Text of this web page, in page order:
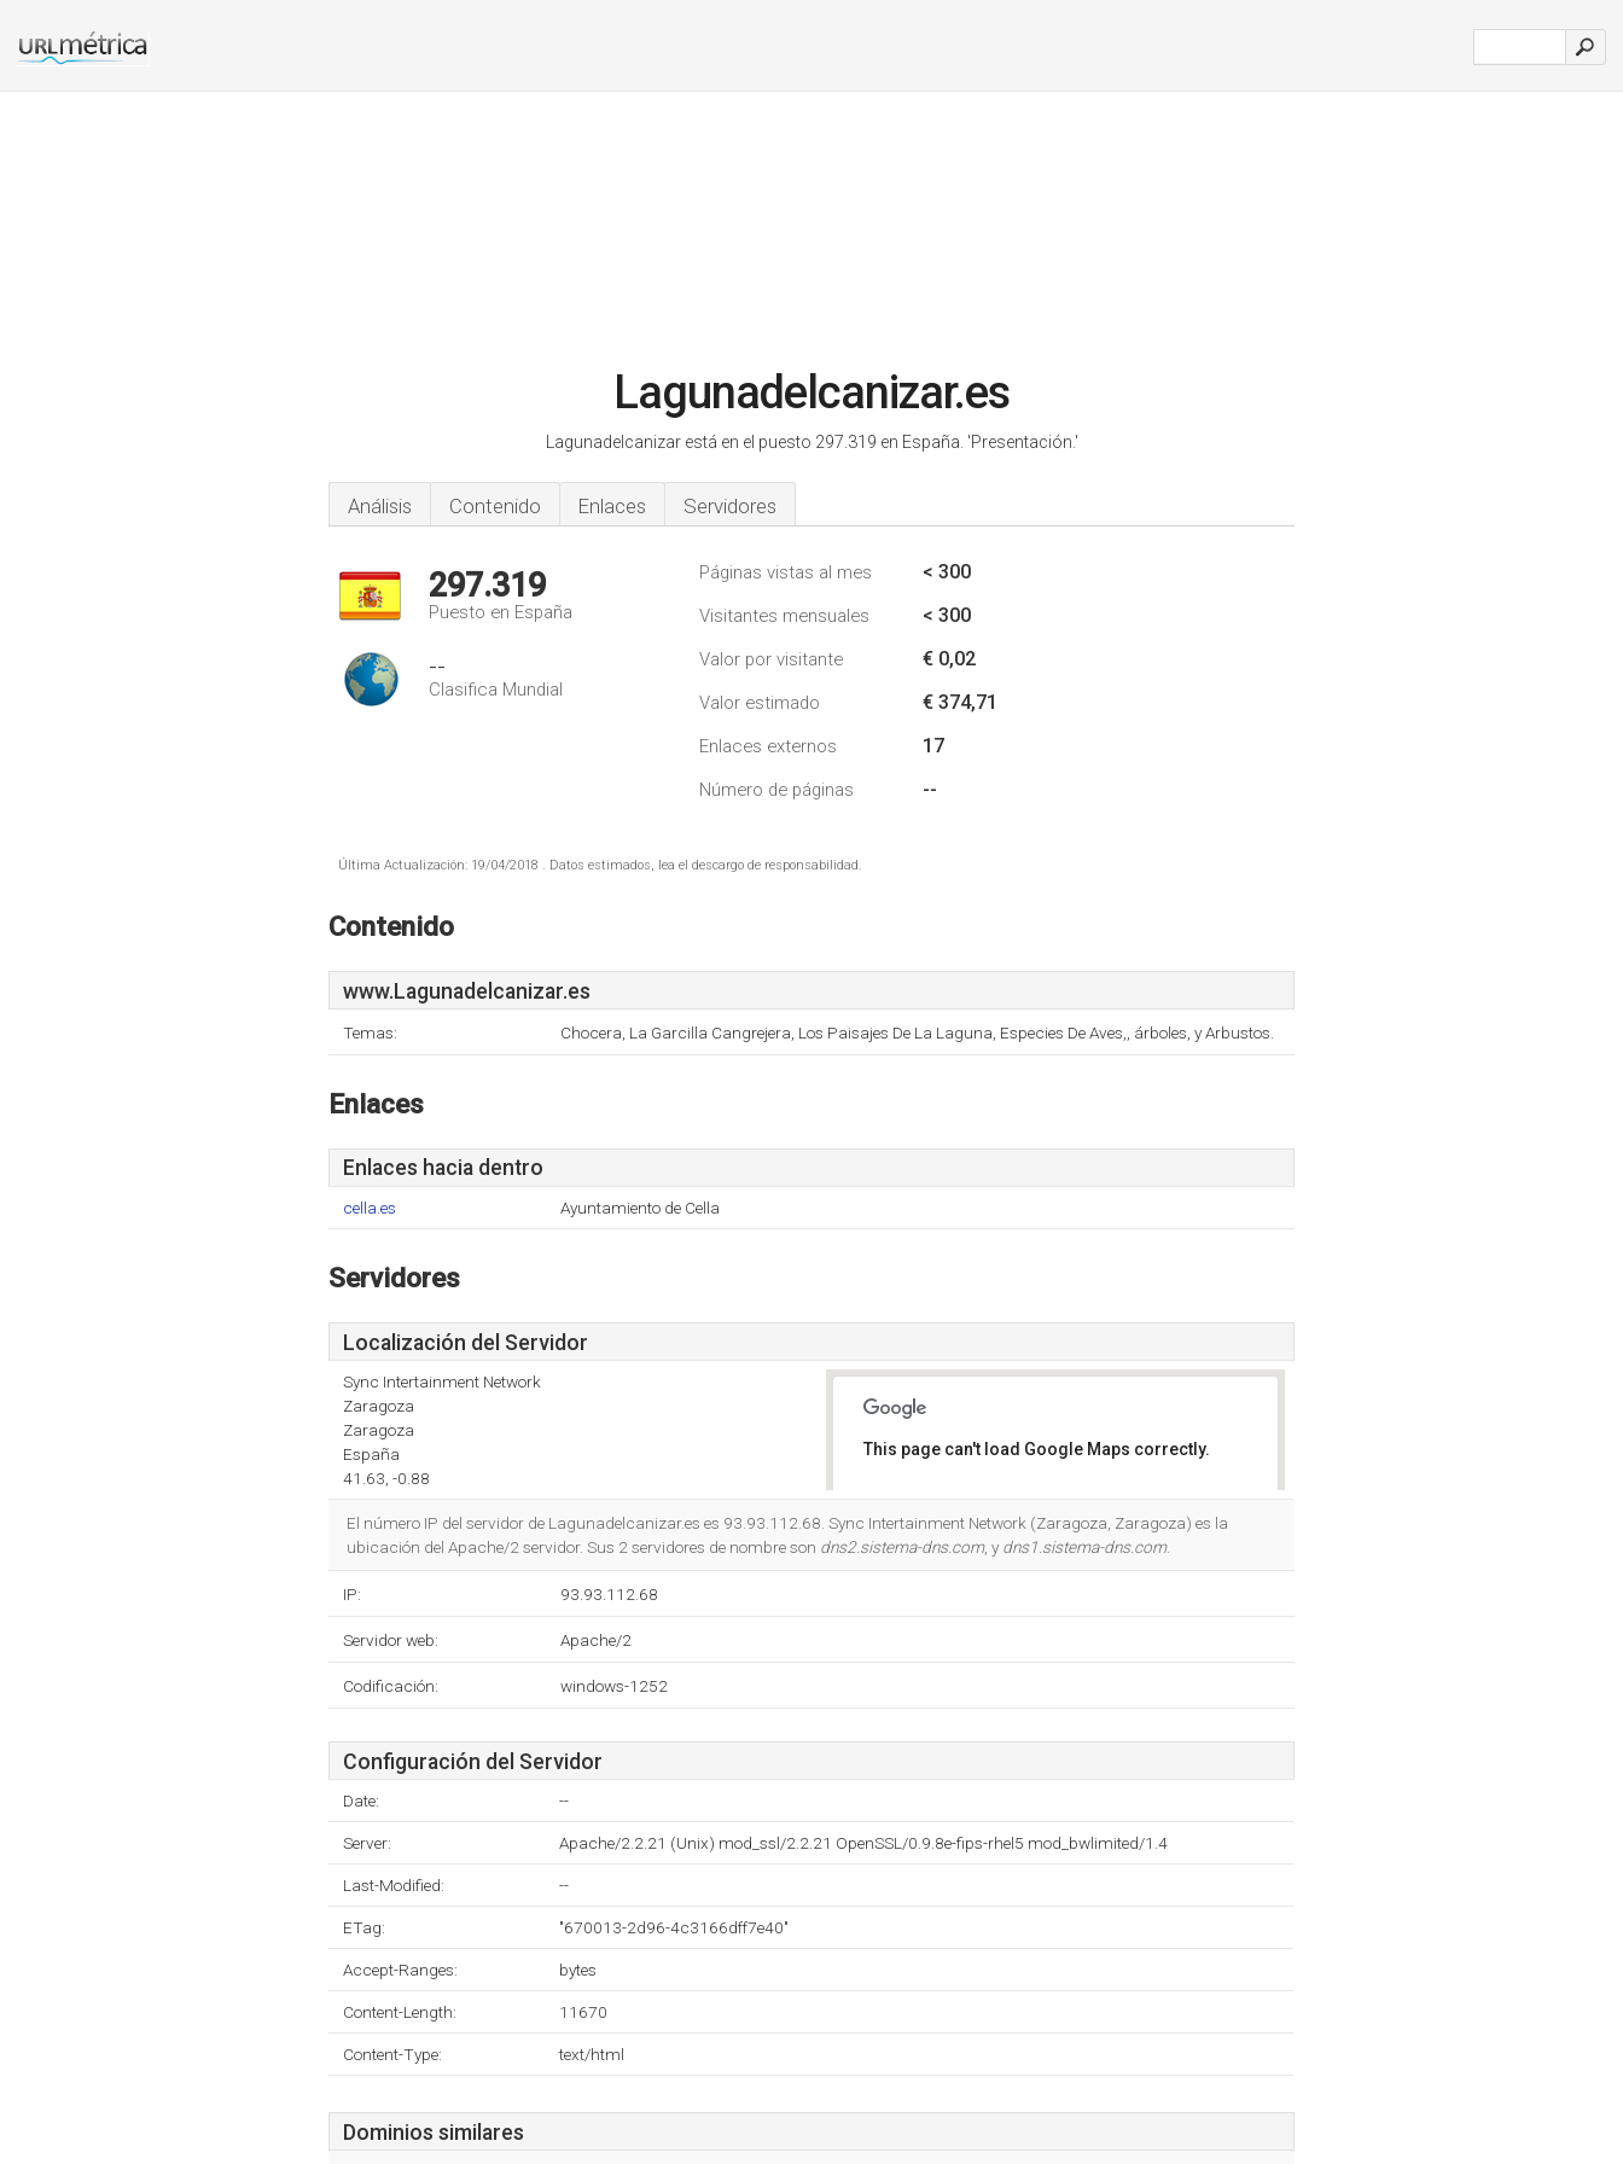
Lagunadelcanizar.es
Lagunadelcanizar está en el puesto 297.319 en España. 'Presentación.'
Análisis Contenido Enlaces Servidores
297.319
Puesto en España
--
Clasifica Mundial
Páginas vistas al mes < 300
Visitantes mensuales < 300
Valor por visitante € 0,02
Valor estimado € 374,71
Enlaces externos 17
Número de páginas --
Última Actualización: 19/04/2018 . Datos estimados, lea el descargo de responsabilidad.
Contenido
www.Lagunadelcanizar.es
Temas: Chocera, La Garcilla Cangrejera, Los Paisajes De La Laguna, Especies De Aves,, árboles, y Arbustos.
Enlaces
Enlaces hacia dentro
cella.es Ayuntamiento de Cella
Servidores
Localización del Servidor
Sync Intertainment Network
Zaragoza
Zaragoza
España
41.63, -0.88
This page can't load Google Maps correctly.
El número IP del servidor de Lagunadelcanizar.es es 93.93.112.68. Sync Intertainment Network (Zaragoza, Zaragoza) es la
ubicación del Apache/2 servidor. Sus 2 servidores de nombre son dns2.sistema-dns.com, y dns1.sistema-dns.com.
IP: 93.93.112.68
Servidor web: Apache/2
Codificación: windows-1252
Configuración del Servidor
Date: --
Server: Apache/2.2.21 (Unix) mod_ssl/2.2.21 OpenSSL/0.9.8e-fips-rhel5 mod_bwlimited/1.4
Last-Modified: --
ETag: "670013-2d96-4c3166dff7e40"
Accept-Ranges: bytes
Content-Length: 11670
Content-Type: text/html
Dominios similares